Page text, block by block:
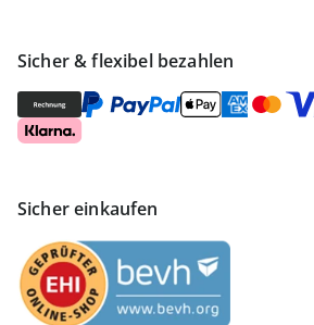
Sicher & flexibel bezahlen
Sicher einkaufen